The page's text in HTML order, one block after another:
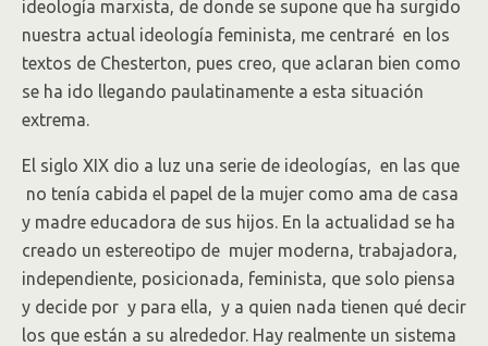
ideología marxista, de donde se supone que ha surgido
nuestra actual ideología feminista, me centraré en los
textos de Chesterton, pues creo, que aclaran bien como
se ha ido llegando paulatinamente a esta situación
extrema.
El siglo XIX dio a luz una serie de ideologías, en las que
no tenía cabida el papel de la mujer como ama de casa
y madre educadora de sus hijos. En la actualidad se ha
creado un estereotipo de mujer moderna, trabajadora,
independiente, posicionada, feminista, que solo piensa
y decide por y para ella, y a quien nada tienen qué decir
los que están a su alrededor. Hay realmente un sistema